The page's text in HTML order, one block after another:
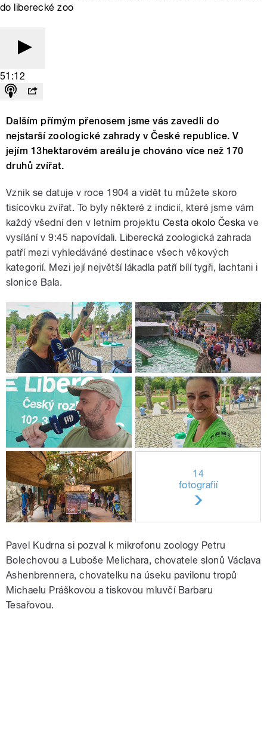
do liberecké zoo
51:12
Dalším přímým přenosem jsme vás zavedli do
nejstarší zoologické zahrady v České republice. V
jejím 13hektarovém areálu je chováno více než 170
druhů zvířat.
Vznik se datuje v roce 1904 a vidět tu můžete skoro
tisícovku zvířat. To byly některé z indicií, které jsme vám
každý všední den v letním projektu Cesta okolo Česka ve
vysílání v 9:45 napovídali. Liberecká zoologická zahrada
patří mezi vyhledáváné destinace všech věkových
kategorií. Mezi její největší lákadla patří bílí tygři, lachtani i
slonice Bala.
14
fotografií
Pavel Kudrna si pozval k mikrofonu zoology Petru
Bolechovou a Luboše Melichara, chovatele slonů Václava
Ashenbrennera, chovatelku na úseku pavilonu tropů
Michaelu Práškovou a tiskovou mluvčí Barbaru
Tesařovou.